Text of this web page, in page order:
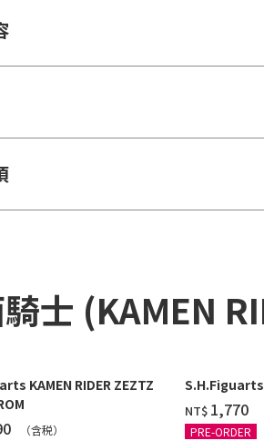
士 (KAMEN
KAMEN RIDER ZEZTZ
（含税）
S.H.Figuarts
NT$ ‌1,770
PRE-ORDER